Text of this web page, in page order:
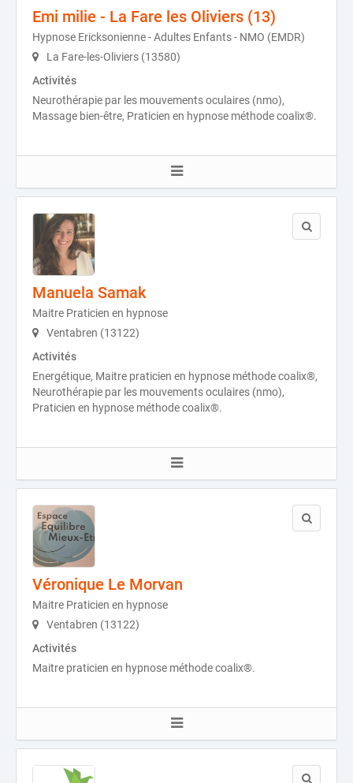
Emi milie - La Fare les Oliviers (13)
Hypnose Ericksonienne - Adultes Enfants - NMO (EMDR)
La Fare-les-Oliviers (13580)
Activités
Neurothérapie par les mouvements oculaires (nmo),
Massage bien-être, Praticien en hypnose méthode coalix®.
Manuela Samak
Maitre Praticien en hypnose
Ventabren (13122)
Activités
Energétique, Maitre praticien en hypnose méthode coalix®,
Neurothérapie par les mouvements oculaires (nmo),
Praticien en hypnose méthode coalix®.
Véronique Le Morvan
Maitre Praticien en hypnose
Ventabren (13122)
Activités
Maitre praticien en hypnose méthode coalix®.